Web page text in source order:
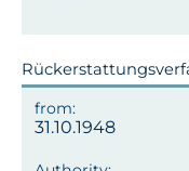
31.10.1948